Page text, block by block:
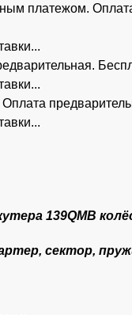
платежом.
Оплата
139QMB
сектор,